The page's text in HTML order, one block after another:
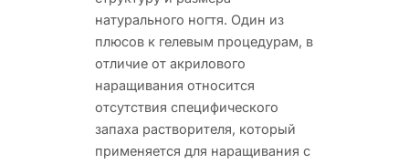
натурального ногтя. Один из
плюсов к гелевым процедурам, в
отличие от акрилового
наращивания относится
отсутствия специфического
запаха растворителя, который
применяется для наращивания с